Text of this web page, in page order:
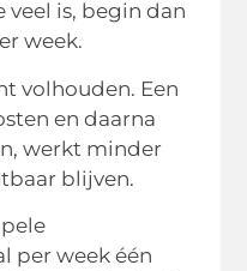
veel is, begin dan
week.
volhouden. Een
en daarna
werkt minder
blijven.
per week één